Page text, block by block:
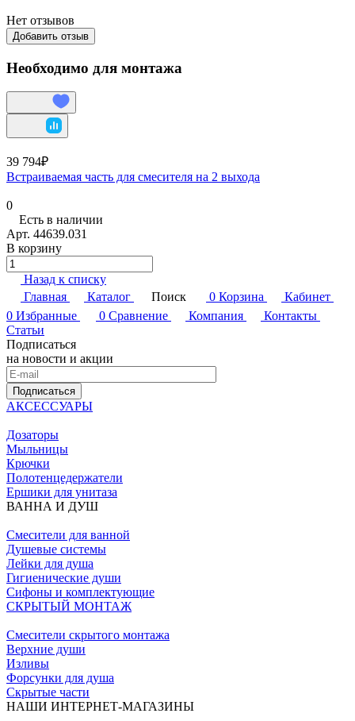
Нет отзывов
Добавить отзыв
Необходимо для монтажа
39 794₽
Встраиваемая часть для смесителя на 2 выхода
0
Есть в наличии
Арт. 44639.031
В корзину
Назад к списку
Главная
Каталог Поиск 0 Корзина
Кабинет
0 Избранные 0 Сравнение Компания
Контакты
Статьи
Подписаться
на новости и акции
Подписаться
АКСЕССУАРЫ
Дозаторы
Мыльницы
Крючки
Полотенцедержатели
Ершики для унитаза
ВАННА И ДУШ
Смесители для ванной
Душевые системы
Лейки для душа
Гигиенические души
Сифоны и комплектующие
СКРЫТЫЙ МОНТАЖ
Смесители скрытого монтажа
Верхние души
Изливы
Форсунки для душа
Скрытые части
НАШИ ИНТЕРНЕТ-МАГАЗИНЫ